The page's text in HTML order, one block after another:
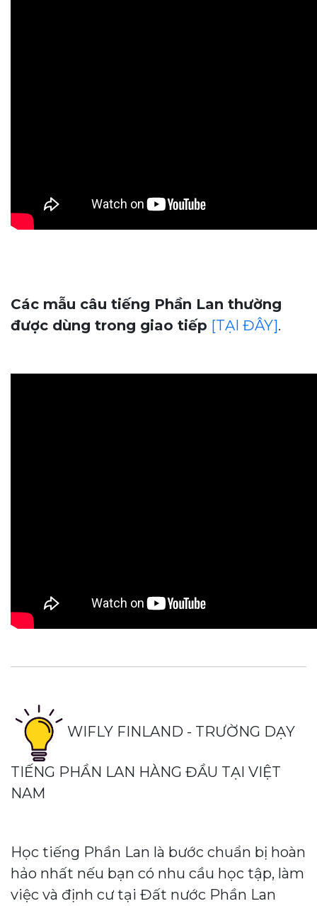
Các mẫu câu tiếng Phần Lan thường
được dùng trong giao tiếp [TẠI ĐÂY].
WIFLY FINLAND - TRƯỜNG DẠY
TIẾNG PHẦN LAN HÀNG ĐẦU TẠI VIỆT
NAM
Học tiếng Phần Lan là bước chuẩn bị hoàn
hảo nhất nếu bạn có nhu cầu học tập, làm
việc và định cư tại Đất nước Phần Lan